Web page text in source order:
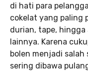
di hati para
cokelat yang paling
durian, tape,
lainnya. Karena
bolen menjadi
sering dibawa